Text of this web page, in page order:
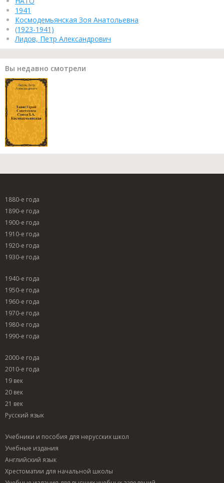
1941
Космодемьянская Зоя Анатольевна
(1923-1941)
Лидов, Петр Александрович
Вы недавно смотрели
1880-е года
1890-е года
1900-е года
1910-е года
1920-е года
1930-е года
1940-е года
1950-е года
1960-е года
1970-е года
1980-е года
1990-е года
2000-е года
2010-е года
19 век
20 век
21 век
Русский язык
Учебники и пособия для нерусских школ
Учебные издания
Английский язык
Хрестоматии для начальной школы